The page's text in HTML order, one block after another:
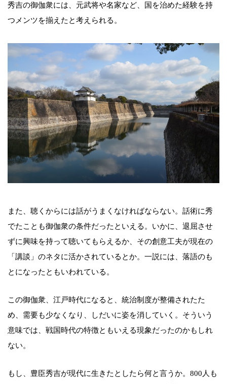
秀吉の御伽衆には、元武将や名家など、国を治めた経験を持
つメンツを揃えたと考えられる。
また、聴くからには話がうまくなければならない。話術に秀
でたことも御伽衆の条件だったといえる。いかに、退屈させ
ずに興味を持って聴いてもらえるか、その創意工夫が現在の
「講談」のネタに活かされているとか。一説には、落語のも
とになったともいわれている。
この御伽衆、江戸時代になると、統治制度が整備されたた
め、需要も少なくなり、しだいに姿を消していく。そういう
意味では、戦国時代の特徴ともいえる現象だったのかもしれ
ない。
もし、豊臣秀吉が現代に生きたとしたら何と言うか。800人も